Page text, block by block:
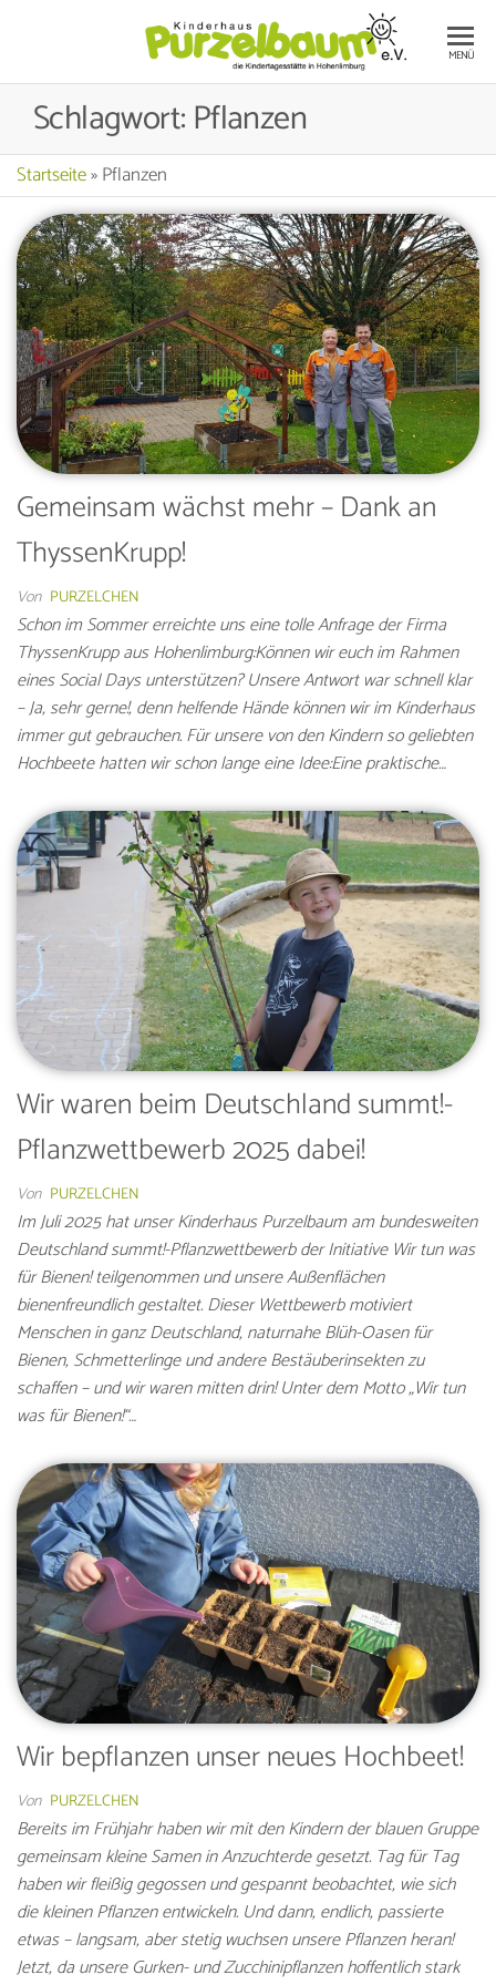
Die
MENÜ
Schlagwort:Pflanzen
Startseite»Pflanzen
Gemeinsam wächst mehr – Dank an
ThyssenKrupp!
Von PURZELCHEN
Schon im Sommer erreichte uns eine tolle Anfrage der Firma
ThyssenKrupp aus Hohenlimburg:Können wir euch im Rahmen
eines Social Days unterstützen? Unsere Antwort war schnell klar
– Ja, sehr gerne!, denn helfende Hände können wir im Kinderhaus
immer gut gebrauchen. Für unsere von den Kindern so geliebten
Hochbeete hatten wir schon lange eine Idee:Eine praktische…
Wir waren beim Deutschland summt!-
Pflanzwettbewerb 2025 dabei!
Von PURZELCHEN
Im Juli 2025 hat unser Kinderhaus Purzelbaum am bundesweiten
Deutschland summt!-Pflanzwettbewerb der Initiative Wir tun was
für Bienen! teilgenommen und unsere Außenflächen
bienenfreundlich gestaltet. Dieser Wettbewerb motiviert
Menschen in ganz Deutschland, naturnahe Blüh-Oasen für
Bienen, Schmetterlinge und andere Bestäuberinsekten zu
schaffen – und wir waren mitten drin! Unter dem Motto „Wir tun
was für Bienen!“…
Wir bepflanzen unser neues Hochbeet!
Von PURZELCHEN
Bereits im Frühjahr haben wir mit den Kindern der blauen Gruppe
gemeinsam kleine Samen in Anzuchterde gesetzt. Tag für Tag
haben wir fleißig gegossen und gespannt beobachtet, wie sich
die kleinen Pflanzen entwickeln. Und dann, endlich, passierte
etwas – langsam, aber stetig wuchsen unsere Pflanzen heran!
Jetzt, da unsere Gurken- und Zucchinipflanzen hoffentlich stark